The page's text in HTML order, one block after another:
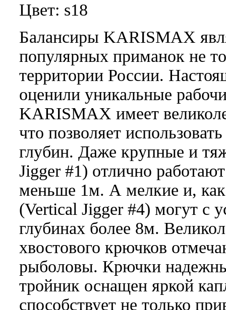
Цвет: s18
Балансиры KARISMAX
популярных приманок не
территории России.
оценили уникальные
KARISMAX имеет
что позволяет
глубин. Даже крупные и
Jigger #1) отлично
меньше 1м. А мелкие и, как
(Vertical Jigger #4) могут с
глубинах более 8м.
хвостового крючков
рыболовы. Крючки
тройник оснащен яркой
способствует не только